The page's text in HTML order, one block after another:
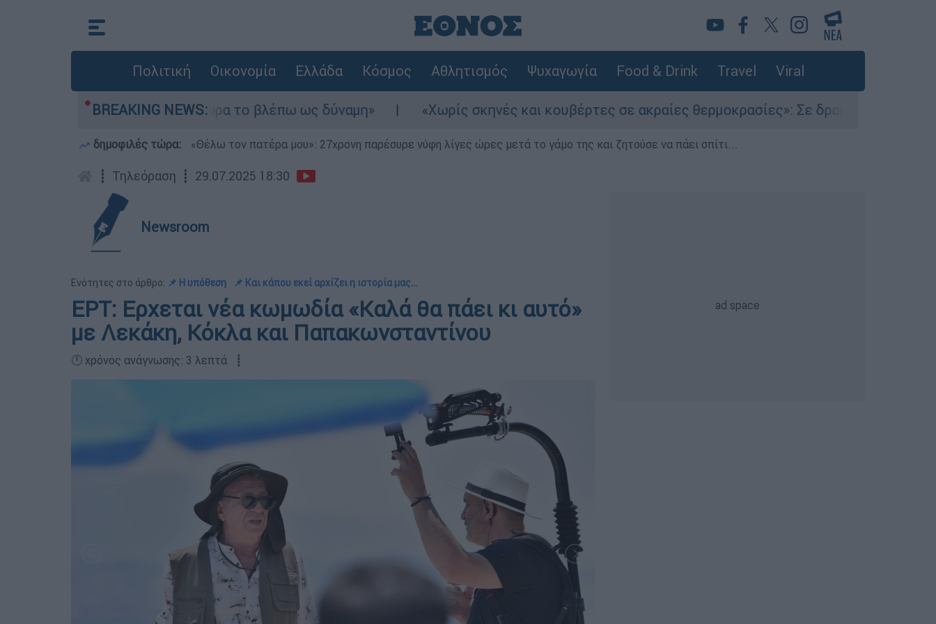
Πολιτική Οικονομία Ελλάδα Κόσμος Αθλητισμός Ψυχαγωγία Food & Drink Travel Viral
BREAKING NEWS:
ήταν αδυναμία, τώρα το βλέπω ως δύναμη» «Χωρίς σκηνές και κουβέρτες σε ακραίες θερμοκρασίες»: Σε δραματικές συνθήκες
δημοφιλές τώρα: «Θέλω τον πατέρα μου»: 27χρονη παρέσυρε νύφη λίγες ώρες μετά το γάμο της και ζητούσε να πάει σπίτι...
┋ Τηλεόραση ┋ 29.07.2025 18:30
Newsroom
Ενότητες στο άρθρο: 📌 Η υπόθεση 📌 Και κάπου εκεί αρχίζει η ιστορία μας...
ΕΡΤ: Ερχεται νέα κωμωδία «Καλά θα πάει κι αυτό»
με Λεκάκη, Κόκλα και Παπακωνσταντίνου
🕛 χρόνος ανάγνωσης: 3 λεπτά ┋